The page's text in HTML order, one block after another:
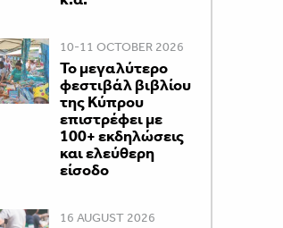
10-11 OCTOBER 2026
Το μεγαλύτερο
φεστιβάλ βιβλίου
της Κύπρου
επιστρέφει με
100+ εκδηλώσεις
και ελεύθερη
είσοδο
16 AUGUST 2026